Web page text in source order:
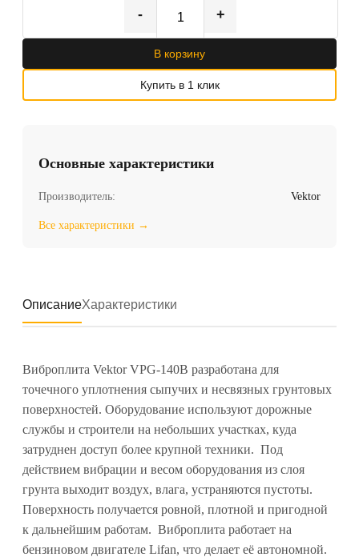
- +
В корзину
Купить в 1 клик
Основные характеристики
Производитель: Vektor
Все характеристики →
ОписаниеХарактеристики
Виброплита Vektor VPG-140B разработана для
точечного уплотнения сыпучих и несвязных грунтовых
поверхностей. Оборудование используют дорожные
службы и строители на небольших участках, куда
затруднен доступ более крупной техники. Под
действием вибрации и весом оборудования из слоя
грунта выходит воздух, влага, устраняются пустоты.
Поверхность получается ровной, плотной и пригодной
к дальнейшим работам. Виброплита работает на
бензиновом двигателе Lifan, что делает её автономной.